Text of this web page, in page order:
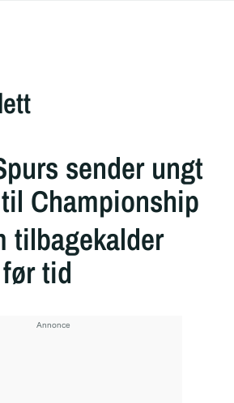
sender ungt
Championship
tilbagekalder
tid